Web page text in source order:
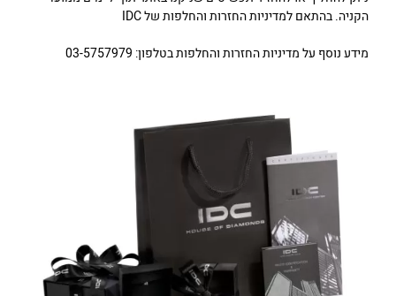
הקניה. בהתאם למדיניות החזרות והחלפות של IDC
מידע נוסף על מדיניות החזרות והחלפות בטלפון: 03-5757979